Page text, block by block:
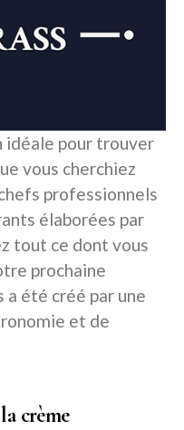
idéale pour trouver
vous cherchiez
professionnels
élaborées par
tout ce dont vous
prochaine
a été créé par une
et de
crème